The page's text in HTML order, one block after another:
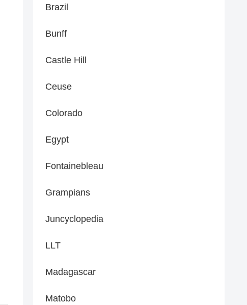
Brazil
Bunff
Castle Hill
Ceuse
Colorado
Egypt
Fontainebleau
Grampians
Juncyclopedia
LLT
Madagascar
Matobo